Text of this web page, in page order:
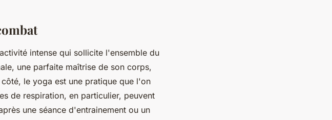
intense qui sollicite l'ensemble du
une parfaite maîtrise de son corps,
le yoga est une pratique que l'on
de respiration, en particulier, peuvent
une séance d'entrainement ou un